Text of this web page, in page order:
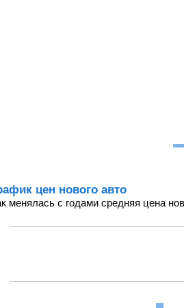
цен нового авто
менялась с годами средняя цена